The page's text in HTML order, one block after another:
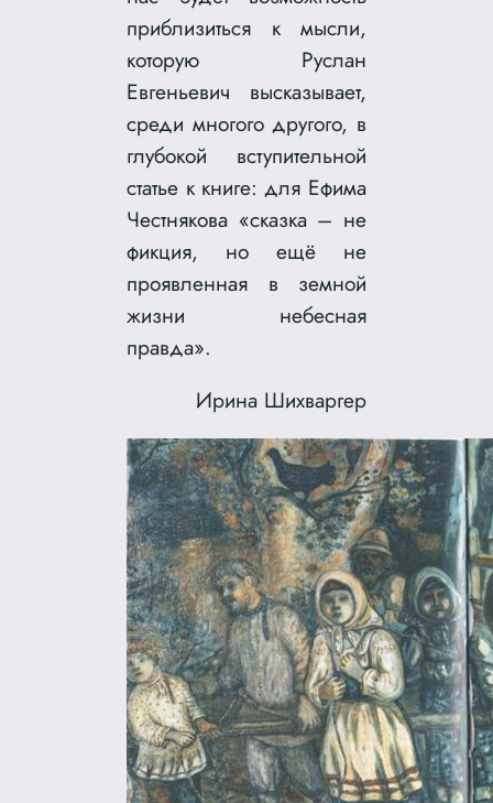
приблизиться к мысли,
которую Руслан
Евгеньевич высказывает,
среди многого другого, в
глубокой вступительной
статье к книге: для Ефима
Честнякова «сказка – не
фикция, но ещё не
проявленная в земной
жизни небесная
правда».
Ирина Шихваргер